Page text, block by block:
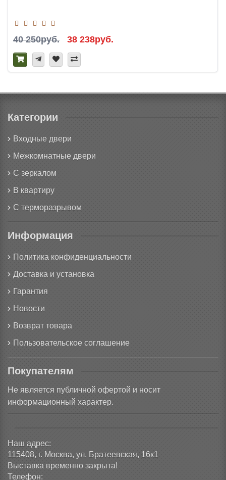
40 250руб. 38 238руб.
Категории
Входные двери
Межкомнатные двери
С зеркалом
В квартиру
С терморазрывом
Информация
Политика конфиденциальности
Доставка и установка
Гарантия
Новости
Возврат товара
Пользовательское соглашение
Покупателям
Не является публичной офертой и носит
информационный характер.
Наш адрес:
115408, г. Москва, ул. Братеевская, 16к1
Выставка временно закрыта!
Телефон: